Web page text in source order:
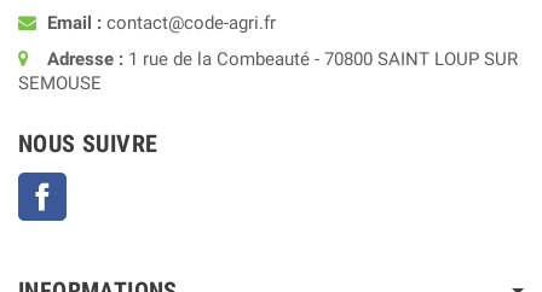
Email : contact@code-agri.fr
Adresse : 1 rue de la Combeauté - 70800 SAINT LOUP SUR
SEMOUSE
NOUS SUIVRE